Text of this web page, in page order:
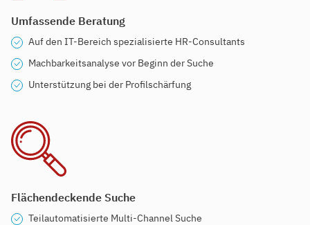
Umfassende Beratung
Auf den IT-Bereich spezialisierte HR-Consultants
Machbarkeitsanalyse vor Beginn der Suche
Unterstützung bei der Profilschärfung
Flächendeckende Suche
Teilautomatisierte Multi-Channel Suche